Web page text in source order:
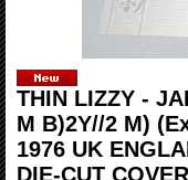
THIN LIZZY -
M B)2Y//2 M)
1976 UK
DIE-CUT